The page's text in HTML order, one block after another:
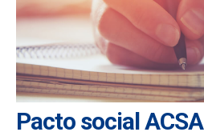
Pacto social ACSA